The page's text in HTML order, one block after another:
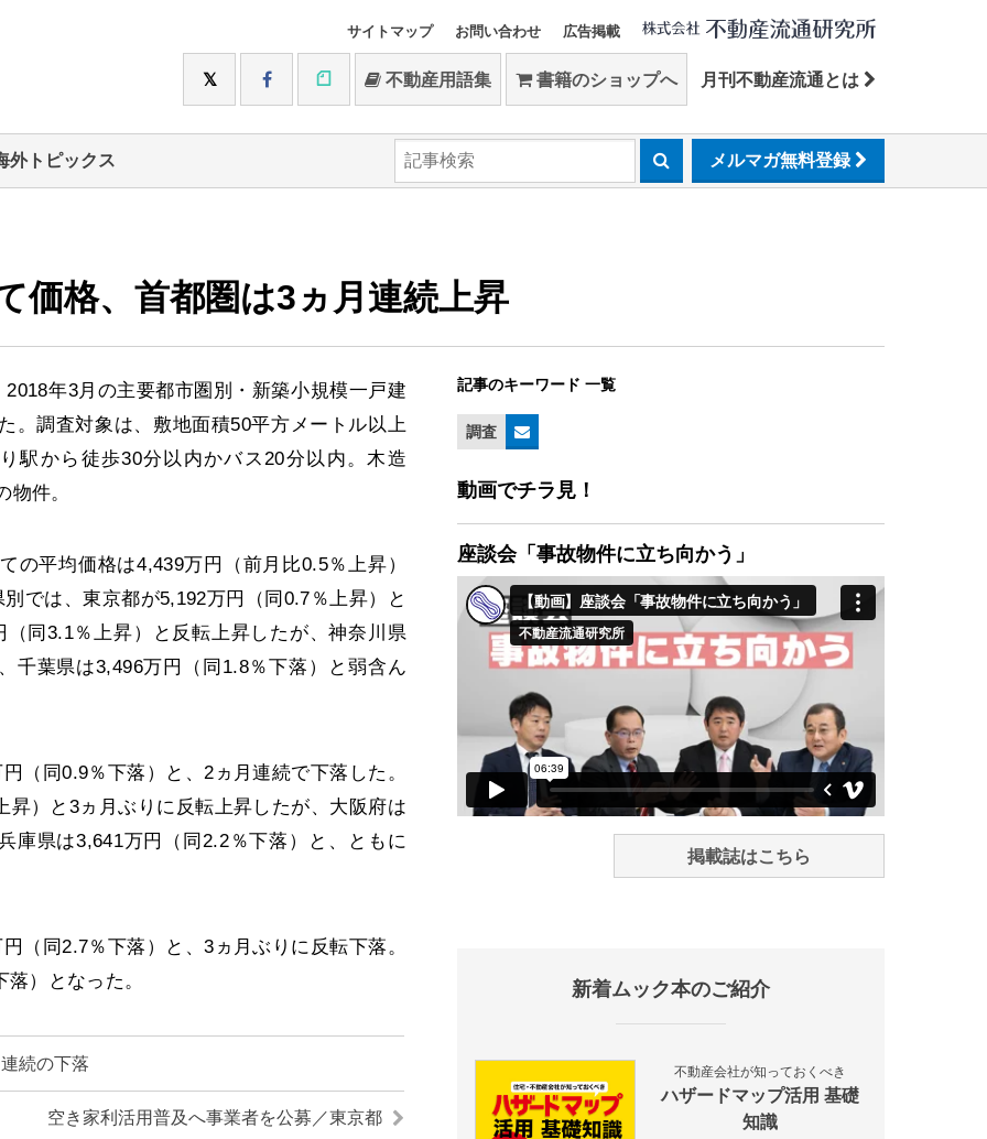
サイトマップ お問い合わせ 広告掲載
不動産用語集 書籍のショップへ 月刊不動産流通とは
外トピックス メルマガ無料登録
価格、首都圏は3ヵ月連続上昇
年3月の主要都市圏別・新築小規模一戸建
。調査対象は、敷地面積50平方メートル以上
駅から徒歩30分以内かバス20分以内。木造
物件。
平均価格は4,439万円（前月比0.5％上昇）
では、東京都が5,192万円（同0.7％上昇）と
同3.1％上昇）と反転上昇したが、神奈川県
千葉県は3,496万円（同1.8％下落）と弱含ん
（同0.9％下落）と、2ヵ月連続で下落した。
昇）と3ヵ月ぶりに反転上昇したが、大阪府は
庫県は3,641万円（同2.2％下落）と、ともに
（同2.7％下落）と、3ヵ月ぶりに反転下落。
）となった。
続の下落
空き家利活用普及へ事業者を公募／東京都
記事のキーワード 一覧
調査
動画でチラ見！
座談会「事故物件に立ち向かう」
掲載誌はこちら
新着ムック本のご紹介
不動産会社が知っておくべき
ハザードマップ活用 基礎
知識